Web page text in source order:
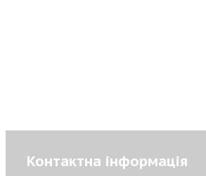
Контактна інформація